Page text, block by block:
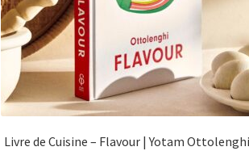
Livre de Cuisine – Flavour | Yotam